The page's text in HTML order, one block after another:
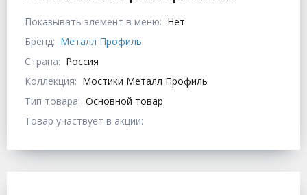
Показывать элемент в меню: Нет
Бренд: Металл Профиль
Страна: Россия
Коллекция: Мостики Металл Профиль
Тип товара: Основной товар
Товар участвует в акции: